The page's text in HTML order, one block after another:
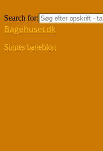
Search for:
Bagehuset.dk
Signes bageblog